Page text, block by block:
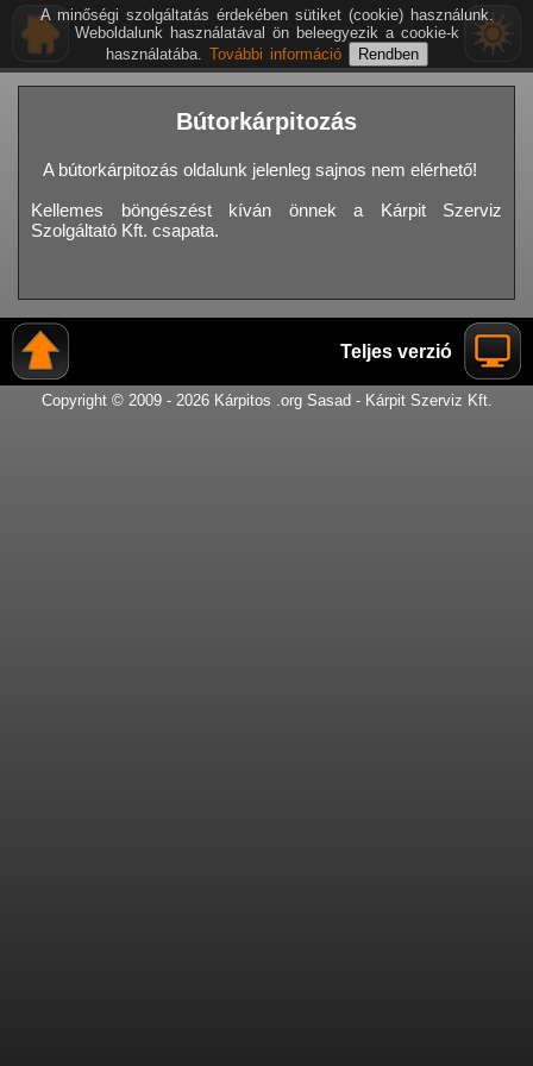
Bútorkárpitozás
A bútorkárpitozás oldalunk jelenleg sajnos nem elérhető!
Kellemes böngészést kíván önnek a Kárpit Szerviz
Szolgáltató Kft. csapata.
Teljes verzió
Copyright © 2009 - 2026 Kárpitos .org Sasad - Kárpit Szerviz Kft.
A minőségi szolgáltatás érdekében sütiket (cookie) használunk.
Weboldalunk használatával ön beleegyezik a cookie-k
használatába. További információ